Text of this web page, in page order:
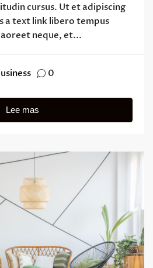
cursus. Ut et adipiscing
a text link libero tempus
neque, et...
0
Lee mas